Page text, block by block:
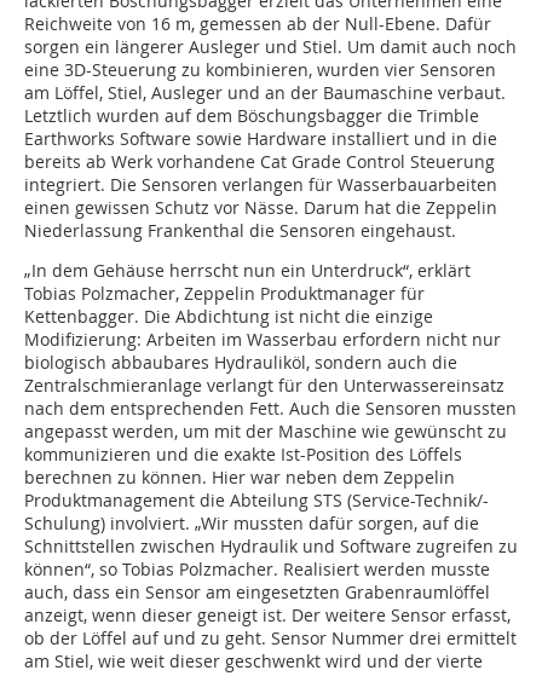
Reichweite von 16 m, gemessen ab der Null-Ebene. Dafür
sorgen ein längerer Ausleger und Stiel. Um damit auch noch
eine 3D-Steuerung zu kombinieren, wurden vier Sensoren
am Löffel, Stiel, Ausleger und an der Baumaschine verbaut.
Letztlich wurden auf dem Böschungsbagger die Trimble
Earthworks Software sowie Hardware installiert und in die
bereits ab Werk vorhandene Cat Grade Control Steuerung
integriert. Die Sensoren verlangen für Wasserbauarbeiten
einen gewissen Schutz vor Nässe. Darum hat die Zeppelin
Niederlassung Frankenthal die Sensoren eingehaust.
„In dem Gehäuse herrscht nun ein Unterdruck“, erklärt
Tobias Polzmacher, Zeppelin Produktmanager für
Kettenbagger. Die Abdichtung ist nicht die einzige
Modifizierung: Arbeiten im Wasserbau erfordern nicht nur
biologisch abbaubares Hydrauliköl, sondern auch die
Zentralschmieranlage verlangt für den Unterwassereinsatz
nach dem entsprechenden Fett. Auch die Sensoren mussten
angepasst werden, um mit der Maschine wie gewünscht zu
kommunizieren und die exakte Ist-Position des Löffels
berechnen zu können. Hier war neben dem Zeppelin
Produktmanagement die Abteilung STS (Service-Technik/-
Schulung) involviert. „Wir mussten dafür sorgen, auf die
Schnittstellen zwischen Hydraulik und Software zugreifen zu
können“, so Tobias Polzmacher. Realisiert werden musste
auch, dass ein Sensor am eingesetzten Grabenraumlöffel
anzeigt, wenn dieser geneigt ist. Der weitere Sensor erfasst,
ob der Löffel auf und zu geht. Sensor Nummer drei ermittelt
am Stiel, wie weit dieser geschwenkt wird und der vierte